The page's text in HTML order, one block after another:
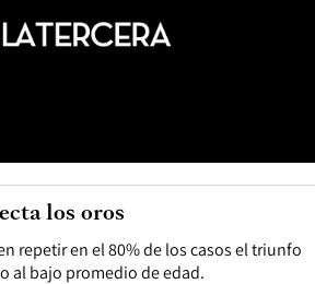
repetir en el 80% de los casos el triunfo
al bajo promedio de edad.
los oros